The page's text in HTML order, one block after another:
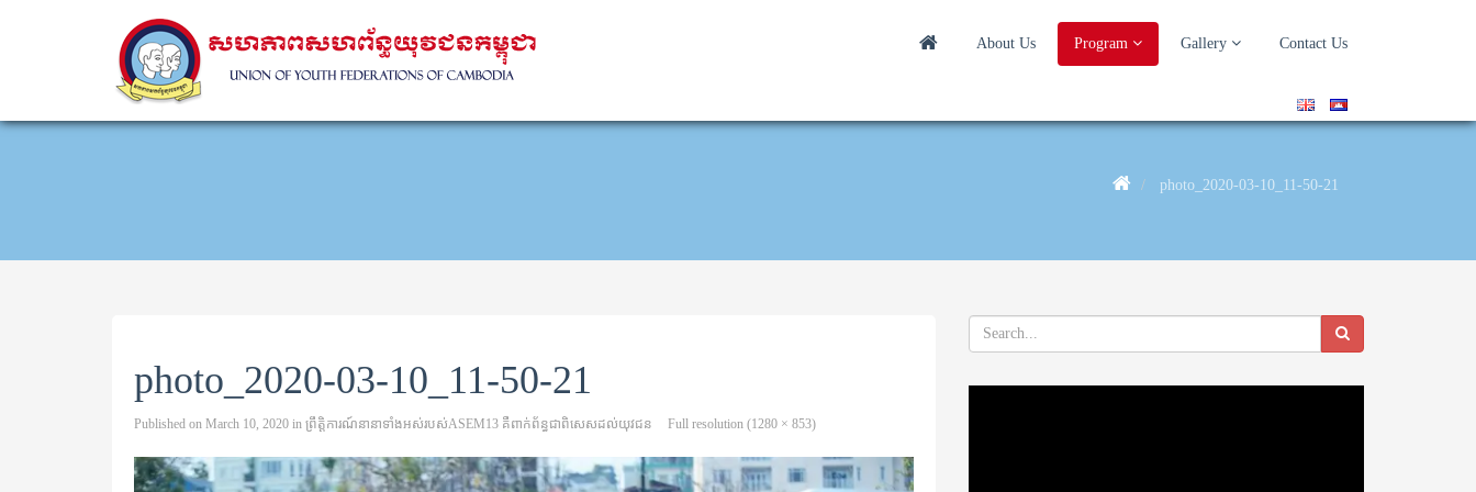
About Us Program Gallery Contact Us
photo_2020-03-10_11-50-21
photo_2020-03-10_11-50-21
Published on March 10, 2020 in ព្រឹត្តិការណ៍នានាទាំងអស់របស់ASEM13 គឺពាក់ព័ន្ធជាពិសេសដល់យុវជន Full resolution (1280 × 853)